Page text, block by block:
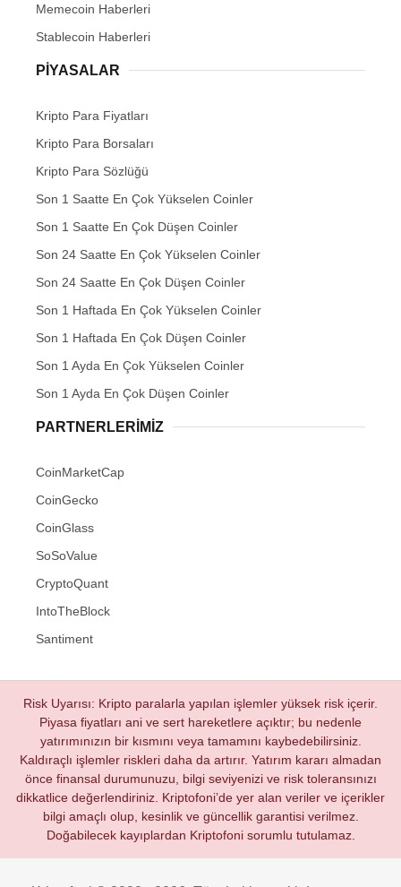
Memecoin Haberleri
Stablecoin Haberleri
PIYASALAR
Kripto Para Fiyatları
Kripto Para Borsaları
Kripto Para Sözlüğü
Son 1 Saatte En Çok Yükselen Coinler
Son 1 Saatte En Çok Düşen Coinler
Son 24 Saatte En Çok Yükselen Coinler
Son 24 Saatte En Çok Düşen Coinler
Son 1 Haftada En Çok Yükselen Coinler
Son 1 Haftada En Çok Düşen Coinler
Son 1 Ayda En Çok Yükselen Coinler
Son 1 Ayda En Çok Düşen Coinler
PARTNERLERIMIZ
CoinMarketCap
CoinGecko
CoinGlass
SoSoValue
CryptoQuant
IntoTheBlock
Santiment
Risk Uyarısı: Kripto paralarla yapılan işlemler yüksek risk içerir.
Piyasa fiyatları ani ve sert hareketlere açıktır; bu nedenle
yatırımınızın bir kısmını veya tamamını kaybedebilirsiniz.
Kaldıraçlı işlemler riskleri daha da artırır. Yatırım kararı almadan
önce finansal durumunuzu, bilgi seviyenizi ve risk toleransınızı
dikkatlice değerlendiriniz. Kriptofoni’de yer alan veriler ve içerikler
bilgi amaçlı olup, kesinlik ve güncellik garantisi verilmez.
Doğabilecek kayıplardan Kriptofoni sorumlu tutulamaz.